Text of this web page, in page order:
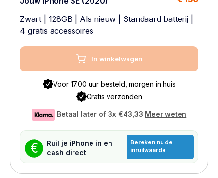
Zwart
128GB Als nieuw Standaard batterij
4 gratis accessoires
In winkelwagen
Voor 17.00 uur besteld, morgen in huis
Gratis verzonden
Betaal later of 3x €43,33 Meer weten
€
Ruil je iPhone in en
cash direct
Bereken nu de
inruilwaarde